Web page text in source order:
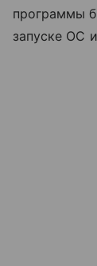
программы
запуске ОС